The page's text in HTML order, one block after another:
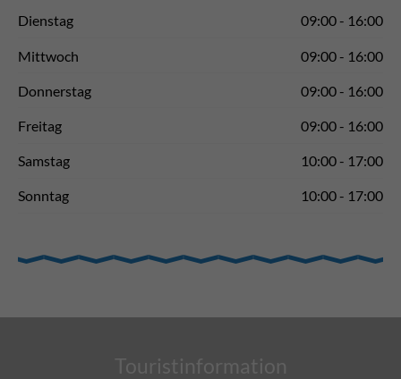
Dienstag 09:00 - 16:00
Mittwoch 09:00 - 16:00
Donnerstag 09:00 - 16:00
Freitag 09:00 - 16:00
Samstag 10:00 - 17:00
Sonntag 10:00 - 17:00
Touristinformation